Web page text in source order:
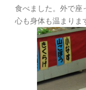
食べました。外で座
心も身体も温まりま